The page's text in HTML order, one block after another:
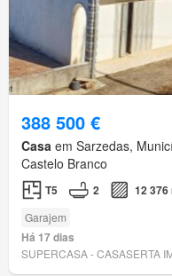
388 500 €
Casa em Sarzedas,
Castelo Branco
T5 2 12 376
Garajem
Há 17 dias
SUPERCASA - CASASERTA